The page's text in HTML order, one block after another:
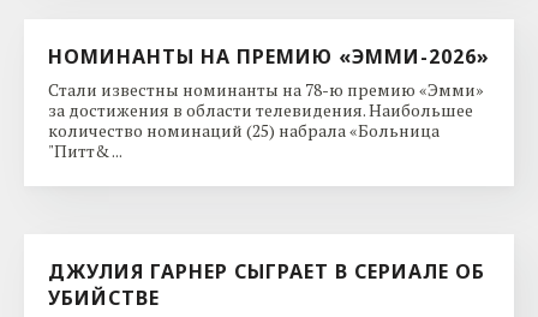
НОМИНАНТЫ НА ПРЕМИЮ «ЭММИ-2026»
Стали известны номинанты на 78-ю премию «Эмми»
за достижения в области телевидения. Наибольшее
количество номинаций (25) набрала «Больница
"Питт& ...
ДЖУЛИЯ ГАРНЕР СЫГРАЕТ В СЕРИАЛЕ ОБ
УБИЙСТВЕ